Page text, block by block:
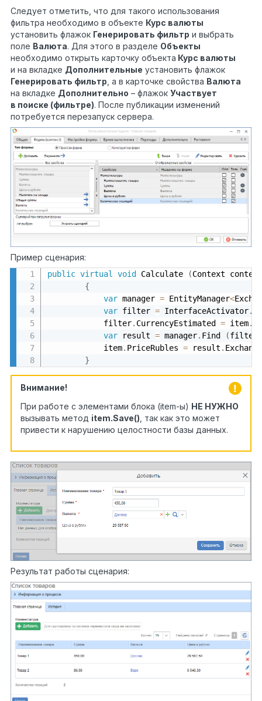
Следует отметить, что для такого использования
фильтра необходимо в объекте Курс валюты
установить флажок Генерировать фильтр и выбрать
поле Валюта. Для этого в разделе Объекты
необходимо открыть карточку объекта Курс валюты
и на вкладке Дополнительные установить флажок
Генерировать фильтр , а в карточке свойства Валюта
на вкладке Дополнительно – флажок Участвует
в поиске (фильтре). После публикации изменений
потребуется перезапуск сервера.
Пример сценария:
public virtual void Calculate (Context
{
var manager = EntityManager<
var filter = InterfaceActivator.
            filter
. CurrencyEstimated = item.
var result = manager. Find (filter
            item
. PriceRubles = result .
}
Внимание!
При работе с элементами блока (item-ы) НЕ НУЖНО
вызывать метод item.Save(), так как это может
привести к нарушению целостности базы данных.
Результат работы сценария: